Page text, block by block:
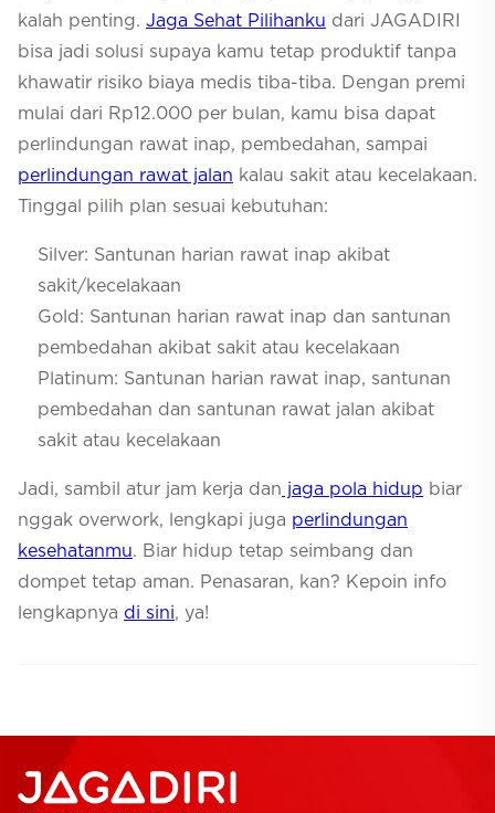
kalah penting. Jaga Sehat Pilihanku dari JAGADIRI
bisa jadi solusi supaya kamu tetap produktif tanpa
khawatir risiko biaya medis tiba-tiba. Dengan premi
mulai dari Rp12.000 per bulan, kamu bisa dapat
perlindungan rawat inap, pembedahan, sampai
perlindungan rawat jalan kalau sakit atau kecelakaan.
Tinggal pilih plan sesuai kebutuhan:
Silver: Santunan harian rawat inap akibat
sakit/kecelakaan
Gold: Santunan harian rawat inap dan santunan
pembedahan akibat sakit atau kecelakaan
Platinum: Santunan harian rawat inap, santunan
pembedahan dan santunan rawat jalan akibat
sakit atau kecelakaan
Jadi, sambil atur jam kerja dan jaga pola hidup biar
nggak overwork, lengkapi juga perlindungan
kesehatanmu. Biar hidup tetap seimbang dan
dompet tetap aman. Penasaran, kan? Kepoin info
lengkapnya di sini, ya!